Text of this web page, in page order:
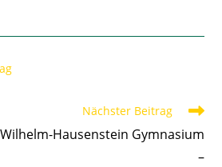
Nächster Beitrag
Hausenstein Gymnasium
–